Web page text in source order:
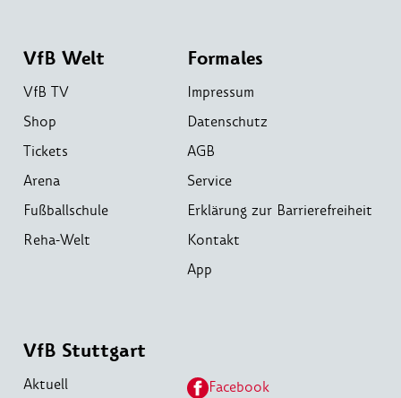
VfB Welt
VfB TV
Shop
Tickets
Arena
Fußballschule
Reha-Welt
Formales
Impressum
Datenschutz
AGB
Service
Erklärung zur Barrierefreiheit
Kontakt
App
VfB Stuttgart
Aktuell
Facebook